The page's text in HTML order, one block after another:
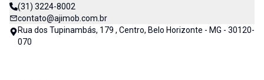
(31) 3224-8002
contato@ajimob.com.br
Rua dos Tupinambás, 179 , Centro, Belo Horizonte - MG - 30120-
070